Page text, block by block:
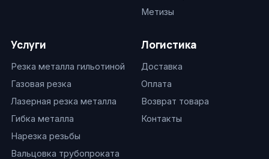
Метизы
Услуги
Резка металла гильотиной
Газовая резка
Лазерная резка металла
Гибка металла
Нарезка резьбы
Вальцовка трубопроката
Логистика
Доставка
Оплата
Возврат товара
Контакты